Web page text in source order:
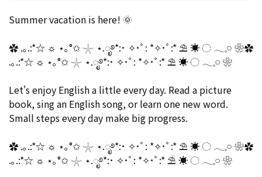
Summer vacation is here! 🌞
✿ .｡.:*☆ ☼ ⋆｡°✩ 𓇼 ⋆.ೃ࿔*:･ ✧･ﾟ: *✧･ﾟ:* ⛱︎ ☀︎ ◌ 𓂃𓈒𓏸 ❀✿
.｡.:*☆ ☼ ⋆｡°✩ 𓇼 ⋆.ೃ࿔*:･ ✧･ﾟ: *✧･ﾟ:* ⛱︎ ☀︎ ◌ 𓂃𓈒𓏸 ❀
Let's enjoy English a little every day. Read a picture
book, sing an English song, or learn one new word.
Small steps every day make big progress.
✿ .｡.:*☆ ☼ ⋆｡°✩ 𓇼 ⋆.ೃ࿔*:･ ✧･ﾟ: *✧･ﾟ:* ⛱︎ ☀︎ ◌ 𓂃𓈒𓏸 ❀✿
.｡.:*☆ ☼ ⋆｡°✩ 𓇼 ⋆.ೃ࿔*:･ ✧･ﾟ: *✧･ﾟ:* ⛱︎ ☀︎ ◌ 𓂃𓈒𓏸 ❀